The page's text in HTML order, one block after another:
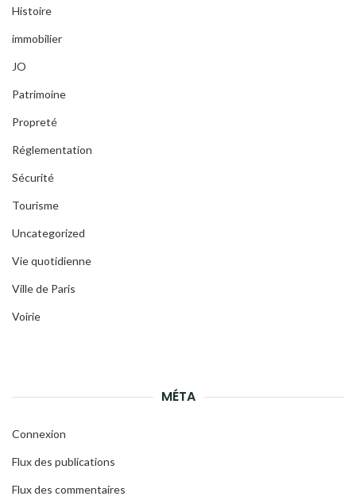
Histoire
immobilier
JO
Patrimoine
Propreté
Réglementation
Sécurité
Tourisme
Uncategorized
Vie quotidienne
Ville de Paris
Voirie
MÉTA
Connexion
Flux des publications
Flux des commentaires